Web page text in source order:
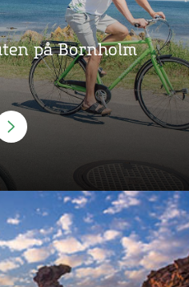
på Bornholm